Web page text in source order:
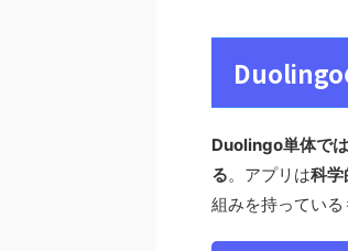
Duolingo
Duolingo単体で
る。アプリは科学
組みを持っている